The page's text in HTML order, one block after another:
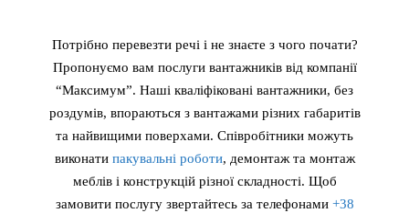
Потрібно перевезти речі і не знаєте з чого почати?
Пропонуємо вам послуги вантажників від компанії
“Максимум”. Наші кваліфіковані вантажники, без
роздумів, впораються з вантажами різних габаритів
та найвищими поверхами. Співробітники можуть
виконати пакувальні роботи, демонтаж та монтаж
меблів і конструкцій різної складності. Щоб
замовити послугу звертайтесь за телефонами +38